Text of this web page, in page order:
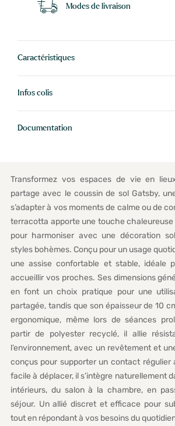
Modes de livraison
Caractéristiques
Infos colis
Documentation
Transformez vos espaces de vie en
partage avec le coussin de sol Gatsby,
s’adapter à vos moments de calme ou de
terracotta apporte une touche
pour harmoniser avec une décoration
styles bohèmes. Conçu pour un usage
une assise confortable et stable, idéale
accueillir vos proches. Ses dimensions
en font un choix pratique pour une
partagée, tandis que son épaisseur de 10
ergonomique, même lors de séances
partir de polyester recyclé, il allie
l’environnement, avec un revêtement et
conçus pour supporter un contact régulier
facile à déplacer, il s’intègre naturellement
intérieurs, du salon à la chambre, en
séjour. Un allié discret et efficace pour
tout en répondant à vos besoins du